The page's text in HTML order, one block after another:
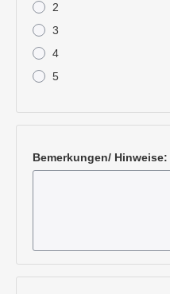
2
3
4
5
Bemerkungen/ Hinweise: